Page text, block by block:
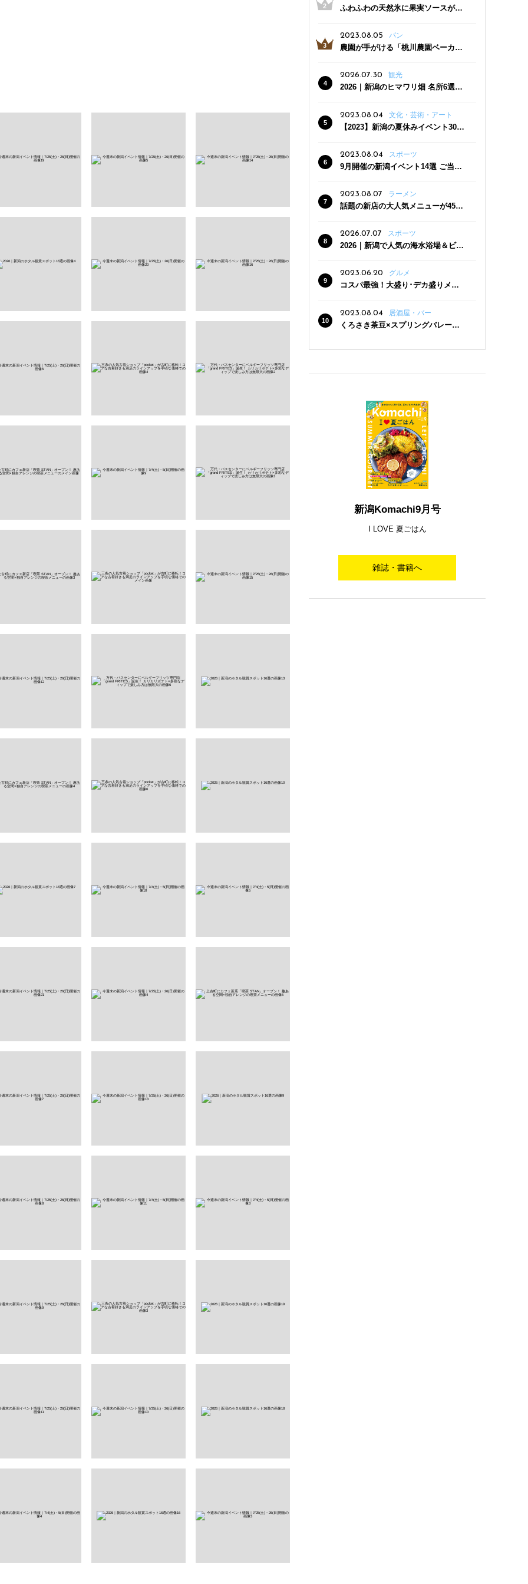
ふわふわの天然氷に果実ソースがた
三条駅近くにオープン
2023.08.05 パン
農園が手がける「桃川農園ベーカリ
った焼きたてパンのほか、ジェラー
トやスムージーも
2026.07.30 観光
2026｜新潟のヒマワリ畑 名所6選
2023.08.04
文化・芸術・アート
【2023】新潟の夏休みイベント30
2023.08.04
スポーツ
9月開催の新潟イベント14選 ご当地
2023.08.07 ラーメン
話題の新店の大人気メニューが450
クーポン登場
2026.07.07 スポーツ
2026｜新潟で人気の海水浴場＆ビー
2023.06.20
グルメ
コスパ最強！大盛り･デカ盛りメニ
2023.08.04
居酒屋・バー
くろさき茶豆×スプリングバレー豊
新潟Komachi9月号
I LOVE 夏ごはん
雑誌・書籍へ